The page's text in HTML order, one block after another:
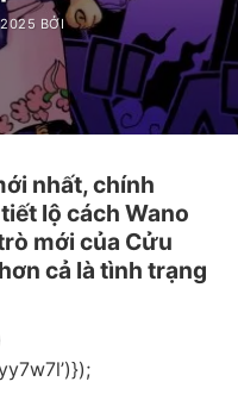
BỞI
nhất, chính
lộ cách Wano
mới của Cửu
cả là tình trạng